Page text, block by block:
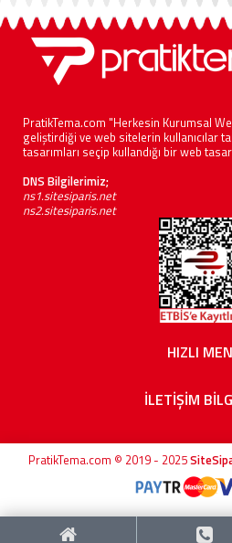
PratikTema.com "Herkesin Kurumsal
geliştirdiği ve web sitelerin kullanıcılar
tasarımları seçip kullandığı bir web
DNS Bilgilerimiz;
ns1.sitesiparis.net
ns2.sitesiparis.net
HIZLI
İLETİŞİM
PratikTema.com © 2019 - 2025